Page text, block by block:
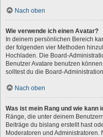
Nach oben
Wie verwende ich einen Avatar?
In deinem persönlichen Bereich
der folgenden vier Methoden
Hochladen. Die Board-
Benutzer Avatare benutzen
solltest du die Board-
Nach oben
Was ist mein Rang und wie kann
Ränge, die unter deinem
Beiträge du bislang erstellt hast
Moderatoren und